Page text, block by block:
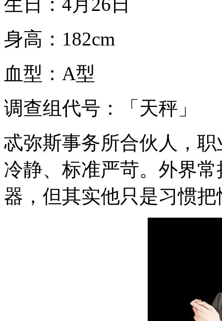
生日：4月26日
身高：182cm
血型：A型
调查组代号：「天秤」
忒弥斯事务所合伙人，
冷静、标准严苛。外界
器，但其实他只是习惯